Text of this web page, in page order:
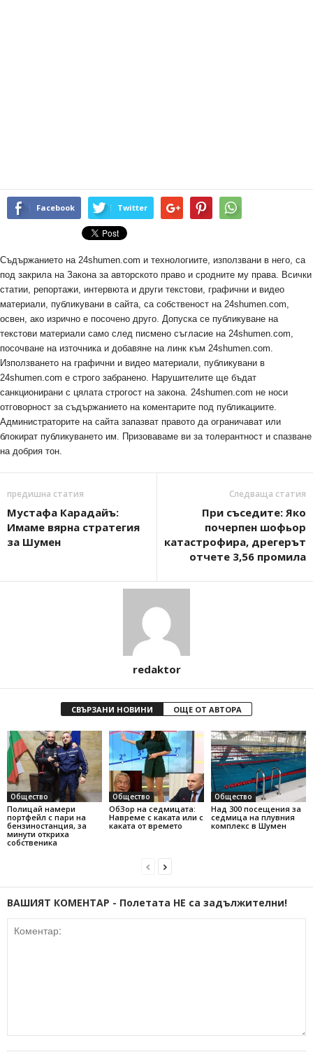
Facebook Twitter
Съдържанието на 24shumen.com и технологиите, използвани в него, са
под закрила на Закона за авторското право и сродните му права. Всички
статии, репортажи, интервюта и други текстови, графични и видео
материали, публикувани в сайта, са собственост на 24shumen.com,
освен, ако изрично е посочено друго. Допуска се публикуване на
текстови материали само след писмено съгласие на 24shumen.com,
посочване на източника и добавяне на линк към 24shumen.com.
Използването на графични и видео материали, публикувани в
24shumen.com е строго забранено. Нарушителите ще бъдат
санкционирани с цялата строгост на закона. 24shumen.com не носи
отговорност за съдържанието на коментарите под публикациите.
Администраторите на сайта запазват правото да ограничават или
блокират публикуването им. Призоваваме ви за толерантност и спазване
на добрия тон.
предишна статия
Мустафа Карадайъ:
Имаме вярна стратегия
за Шумен
Следваща статия
При съседите: Яко
почерпен шофьор
катастрофира, дрегерът
отчете 3,56 промила
redaktor
СВЪРЗАНИ НОВИНИ ОЩЕ ОТ АВТОРА
Общество
Полицай намери
портфейл с пари на
бензиностанция, за
минути откриха
собственика
Общество
ОбЗор на седмицата:
Навреме с каката или с
каката от времето
Общество
Над 300 посещения за
седмица на плувния
комплекс в Шумен
ВАШИЯТ КОМЕНТАР - Полетата НЕ са задължителни!